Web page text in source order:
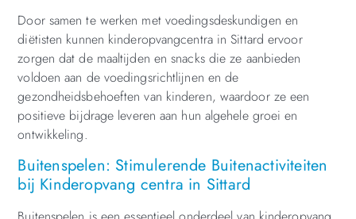
Door samen te werken met voedingsdeskundigen en
diëtisten kunnen kinderopvangcentra in Sittard ervoor
zorgen dat de maaltijden en snacks die ze aanbieden
voldoen aan de voedingsrichtlijnen en de
gezondheidsbehoeften van kinderen, waardoor ze een
positieve bijdrage leveren aan hun algehele groei en
ontwikkeling.
Buitenspelen: Stimulerende Buitenactiviteiten
bij Kinderopvang centra in Sittard